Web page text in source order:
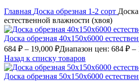
Главная Доска обрезная 1-2 сорт
естественной влажности (хвоя)
Доска обрезная 40х150х6000
684 ₽ – 19,000 ₽Диапазон цен: 684 ₽ –
Назад к списку товаров
Доска обрезная 50х150х6000